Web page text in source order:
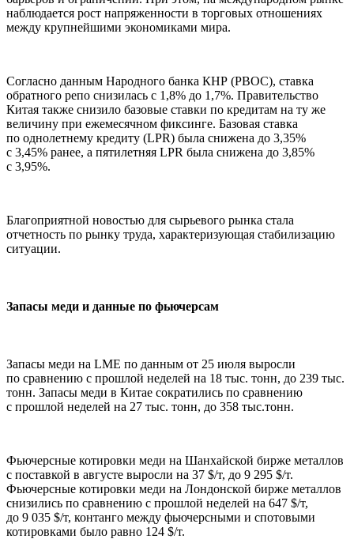
наблюдается рост напряженности в торговых отношениях
между крупнейшими экономиками мира.
Согласно данным Народного банка КНР (PBOC), ставка
обратного репо снизилась с 1,8% до 1,7%. Правительство
Китая также снизило базовые ставки по кредитам на ту же
величину при ежемесячном фиксинге. Базовая ставка
по однолетнему кредиту (LPR) была снижена до 3,35%
с 3,45% ранее, а пятилетняя LPR была снижена до 3,85%
с 3,95%.
Благоприятной новостью для сырьевого рынка стала
отчетность по рынку труда, характеризующая стабилизацию
ситуации.
Запасы меди и данные по фьючерсам
Запасы меди на LME по данным от 25 июля выросли
по сравнению с прошлой неделей на 18 тыс. тонн, до 239 тыс.
тонн. Запасы меди в Китае сократились по сравнению
с прошлой неделей на 27 тыс. тонн, до 358 тыс.тонн.
Фьючерсные котировки меди на Шанхайской бирже металлов
с поставкой в августе выросли на 37 $/т, до 9 295 $/т.
Фьючерсные котировки меди на Лондонской бирже металлов
снизились по сравнению с прошлой неделей на 647 $/т,
до 9 035 $/т, контанго между фьючерсными и спотовыми
котировками было равно 124 $/т.